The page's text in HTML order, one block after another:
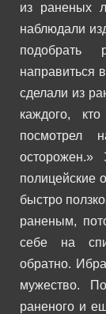
из раненых
наблюдали
подобрать
направиться
сделали из
каждого,
осторожен.»
полицейские
быстро
раненым,
себе на
обратно.
мужество.
раненого и